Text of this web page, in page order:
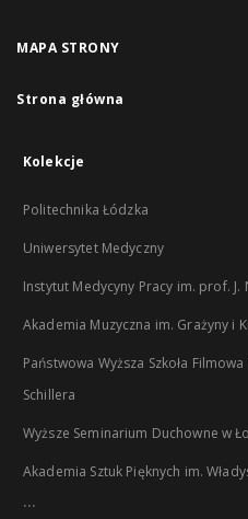
MAPA STRONY
Strona główna
Kolekcje
Politechnika Łódzka
Uniwersytet Medyczny
Instytut Medycyny Pracy im. prof. J.
Akademia Muzyczna im. Grażyny i
Państwowa Wyższa Szkoła
Schillera
Wyższe Seminarium Duchowne w
Akademia Sztuk Pięknych im.
...